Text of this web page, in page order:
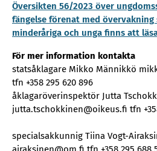
Översikten 56/2023 över
fängelse förenat med
minderåriga och unga finns att
För mer information kontakta
statsåklagare Mikko Männikkö
tfn +358 295 620 896
åklagaröverinspektör Jutta
jutta.tschokkinen@oikeus.fi tfn
specialsakkunnig Tiina Vogt-